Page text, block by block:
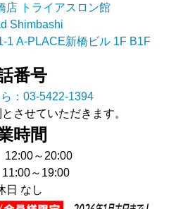
店 トライアスロン館
Shimbashi
1 A-PLACE新橋ビル 1F B1F
番号
：03-5422-1394
させていただきます。
時間
～20:00
～19:00
日 なし